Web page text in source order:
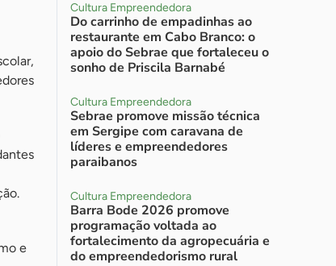
e
Cultura Empreendedora
Do carrinho de empadinhas ao
restaurante em Cabo Branco: o
apoio do Sebrae que fortaleceu o
sonho de Priscila Barnabé
Cultura Empreendedora
Sebrae promove missão técnica
em Sergipe com caravana de
líderes e empreendedores
paraibanos
Cultura Empreendedora
Barra Bode 2026 promove
programação voltada ao
fortalecimento da agropecuária e
do empreendedorismo rural